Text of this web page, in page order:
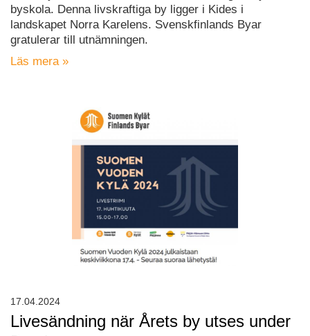
byskola. Denna livskraftiga by ligger i Kides i
landskapet Norra Karelens. Svenskfinlands Byar
gratulerar till utnämningen.
Läs mera »
Livesändning när Årets by utses under
17.04.2024